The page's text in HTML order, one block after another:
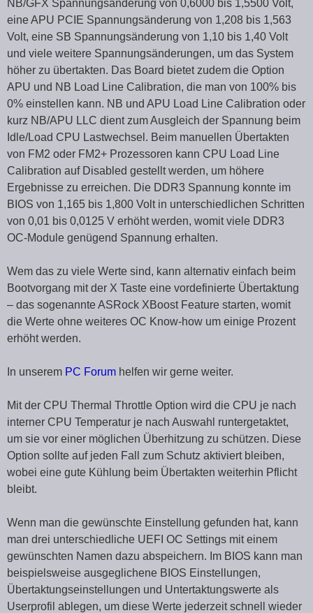
NB/GFX Spannungsänderung von 0,6000 bis 1,5500 Volt,
eine APU PCIE Spannungsänderung von 1,208 bis 1,563
Volt, eine SB Spannungsänderung von 1,10 bis 1,40 Volt
und viele weitere Spannungsänderungen, um das System
höher zu übertakten. Das Board bietet zudem die Option
APU und NB Load Line Calibration, die man von 100% bis
0% einstellen kann. NB und APU Load Line Calibration oder
kurz NB/APU LLC dient zum Ausgleich der Spannung beim
Idle/Load CPU Lastwechsel. Beim manuellen Übertakten
von FM2 oder FM2+ Prozessoren kann CPU Load Line
Calibration auf Disabled gestellt werden, um höhere
Ergebnisse zu erreichen. Die DDR3 Spannung konnte im
BIOS von 1,165 bis 1,800 Volt in unterschiedlichen Schritten
von 0,01 bis 0,0125 V erhöht werden, womit viele DDR3
OC-Module genügend Spannung erhalten.
Wem das zu viele Werte sind, kann alternativ einfach beim
Bootvorgang mit der X Taste eine vordefinierte Übertaktung
– das sogenannte ASRock XBoost Feature starten, womit
die Werte ohne weiteres OC Know-how um einige Prozent
erhöht werden.
In unserem PC Forum helfen wir gerne weiter.
Mit der CPU Thermal Throttle Option wird die CPU je nach
interner CPU Temperatur je nach Auswahl runtergetaktet,
um sie vor einer möglichen Überhitzung zu schützen. Diese
Option sollte auf jeden Fall zum Schutz aktiviert bleiben,
wobei eine gute Kühlung beim Übertakten weiterhin Pflicht
bleibt.
Wenn man die gewünschte Einstellung gefunden hat, kann
man drei unterschiedliche UEFI OC Settings mit einem
gewünschten Namen dazu abspeichern. Im BIOS kann man
beispielsweise ausgeglichene BIOS Einstellungen,
Übertaktungseinstellungen und Untertaktungswerte als
Userprofil ablegen, um diese Werte jederzeit schnell wieder